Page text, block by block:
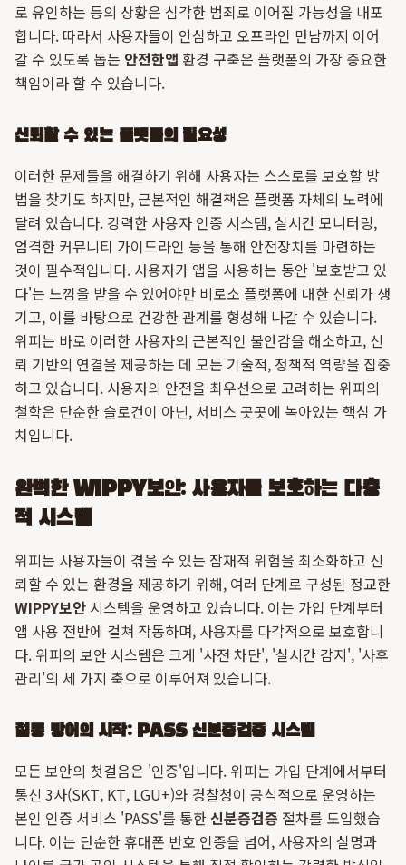
로 유인하는 등의 상황은 심각한 범죄로 이어질 가능성을 내포
합니다. 따라서 사용자들이 안심하고 오프라인 만남까지 이어
갈 수 있도록 돕는 안전한앱 환경 구축은 플랫폼의 가장 중요한
책임이라 할 수 있습니다.
신뢰할 수 있는 플랫폼의 필요성
이러한 문제들을 해결하기 위해 사용자는 스스로를 보호할 방
법을 찾기도 하지만, 근본적인 해결책은 플랫폼 자체의 노력에
달려 있습니다. 강력한 사용자 인증 시스템, 실시간 모니터링,
엄격한 커뮤니티 가이드라인 등을 통해 안전장치를 마련하는
것이 필수적입니다. 사용자가 앱을 사용하는 동안 '보호받고 있
다'는 느낌을 받을 수 있어야만 비로소 플랫폼에 대한 신뢰가 생
기고, 이를 바탕으로 건강한 관계를 형성해 나갈 수 있습니다.
위피는 바로 이러한 사용자의 근본적인 불안감을 해소하고, 신
뢰 기반의 연결을 제공하는 데 모든 기술적, 정책적 역량을 집중
하고 있습니다. 사용자의 안전을 최우선으로 고려하는 위피의
철학은 단순한 슬로건이 아닌, 서비스 곳곳에 녹아있는 핵심 가
치입니다.
완벽한 WIPPY보안: 사용자를 보호하는 다층
적 시스템
위피는 사용자들이 겪을 수 있는 잠재적 위험을 최소화하고 신
뢰할 수 있는 환경을 제공하기 위해, 여러 단계로 구성된 정교한
WIPPY보안 시스템을 운영하고 있습니다. 이는 가입 단계부터
앱 사용 전반에 걸쳐 작동하며, 사용자를 다각적으로 보호합니
다. 위피의 보안 시스템은 크게 '사전 차단', '실시간 감지', '사후
관리'의 세 가지 축으로 이루어져 있습니다.
철통 방어의 시작: PASS 신분증검증 시스템
모든 보안의 첫걸음은 '인증'입니다. 위피는 가입 단계에서부터
통신 3사(SKT, KT, LGU+)와 경찰청이 공식적으로 운영하는
본인 인증 서비스 'PASS'를 통한신분증검증 절차를 도입했습
니다. 이는 단순한 휴대폰 번호 인증을 넘어, 사용자의 실명과